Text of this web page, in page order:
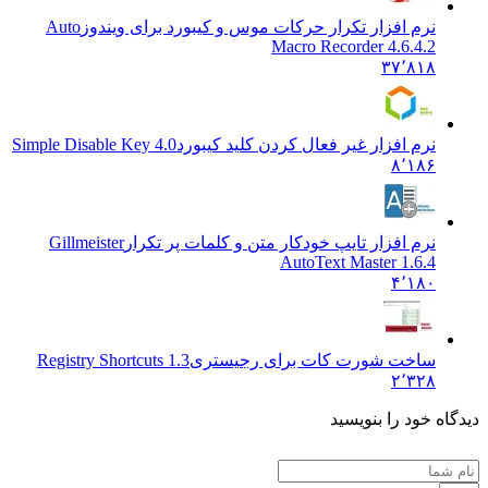
نرم افزار تکرار حرکات موس و کیبورد برای ویندوز Auto
Macro Recorder 4.6.4.2
۳۷٬۸۱۸
نرم افزار غیر فعال کردن کلید کیبورد Simple Disable Key 4.0
نرم افزار تایپ خودکار متن و کلمات پر تکرارGillmeister
AutoText Master 1.6.4
ساخت شورت کات برای رجیستریRegistry Shortcuts 1.3
خود را بنویسید